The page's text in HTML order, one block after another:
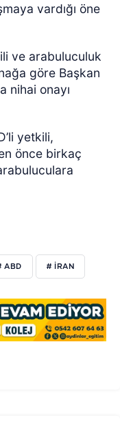
vardığı öne
ve arabuluculuk
göre Başkan
nihai onayı
yetkili,
önce birkaç
ABD # IRAN